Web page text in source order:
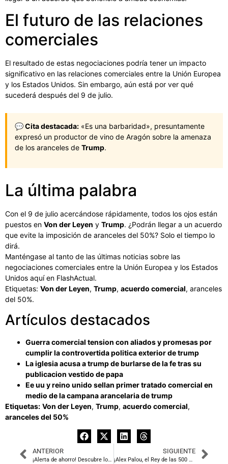
El futuro de las relaciones
comerciales
El resultado de estas negociaciones podría tener un impacto
significativo en las relaciones comerciales entre la Unión Europea
y los Estados Unidos. Sin embargo, aún está por ver qué
sucederá después del 9 de julio.
💬 Cita destacada: «Es una barbaridad», presuntamente
expresó un productor de vino de Aragón sobre la amenaza
de los aranceles de Trump.
La última palabra
Con el 9 de julio acercándose rápidamente, todos los ojos están
puestos en Von der Leyen y Trump. ¿Podrán llegar a un acuerdo
que evite la imposición de aranceles del 50%? Solo el tiempo lo
dirá.
Manténgase al tanto de las últimas noticias sobre las
negociaciones comerciales entre la Unión Europea y los Estados
Unidos aquí en FlashActual.
Etiquetas: Von der Leyen, Trump, acuerdo comercial, aranceles
del 50%.
Artículos destacados
Guerra comercial tension con aliados y promesas por
cumplir la controvertida politica exterior de trump
La iglesia acusa a trump de burlarse de la fe tras su
publicacion vestido de papa
Ee uu y reino unido sellan primer tratado comercial en
medio de la campana arancelaria de trump
Etiquetas: Von der Leyen, Trump, acuerdo comercial,
aranceles del 50%
ANTERIOR
¡Alerta de ahorro! Descubre los tramos más baratos para el consumo de luz este lunes 26 de mayo de 2025
SIGUIENTE
¡Alex Palou, el Rey de las 500 Millas, recibe una ovación de pie en el juego Pacers vs Knicks!